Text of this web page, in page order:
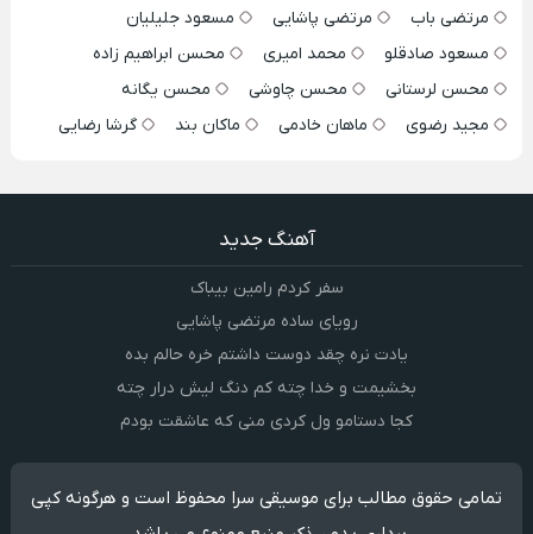
مرتضی باب
مرتضی پاشایی
مسعود جلیلیان
مسعود صادقلو
محمد امیری
محسن ابراهیم زاده
محسن لرستانی
محسن چاوشی
محسن یگانه
مجید رضوی
ماهان خادمی ماکان بند گرشا رضایی
آهنگ جدید
سفر کردم رامین بیباک
رویای ساده مرتضی پاشایی
یادت نره چقد دوست داشتم خره حالم بده
بخشیمت و خدا چته کم دنگ لیش درار چته
کجا دستامو ول کردی منی که عاشقت بودم
تمامی حقوق مطالب برای موسیقی سرا محفوظ است و هرگونه کپی